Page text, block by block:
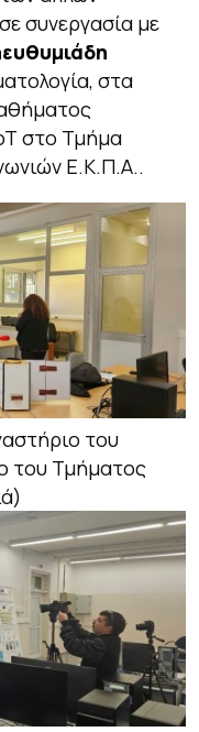
συνεργασία με
στα
στο Τμήμα
Ε.Κ.Π.Α..
του
του Τμήματος